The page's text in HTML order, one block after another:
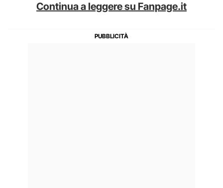
Continua a leggere su Fanpage.it